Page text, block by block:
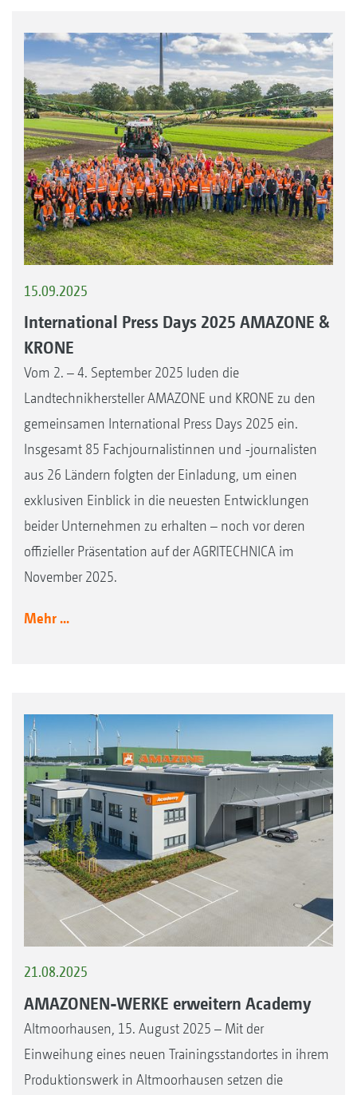
15.09.2025
International Press Days 2025 AMAZONE &
KRONE
Vom 2. – 4. September 2025 luden die
Landtechnikhersteller AMAZONE und KRONE zu den
gemeinsamen International Press Days 2025 ein.
Insgesamt 85 Fachjournalistinnen und -journalisten
aus 26 Ländern folgten der Einladung, um einen
exklusiven Einblick in die neuesten Entwicklungen
beider Unternehmen zu erhalten – noch vor deren
offizieller Präsentation auf der AGRITECHNICA im
November 2025.
Mehr ...
21.08.2025
AMAZONEN-WERKE erweitern Academy
Altmoorhausen, 15. August 2025 – Mit der
Einweihung eines neuen Trainingsstandortes in ihrem
Produktionswerk in Altmoorhausen setzen die